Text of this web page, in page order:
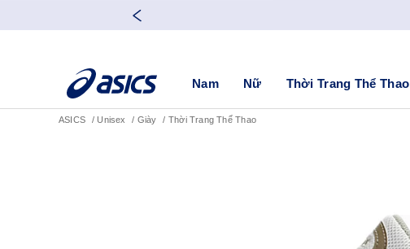
Nam Nữ Thời Trang Thể Thao
ASICS Unisex Giày Thời Trang Thể Thao